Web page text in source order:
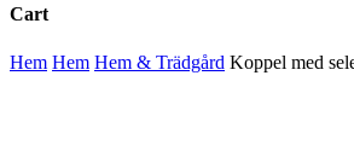
Cart
Close
Hem Hem Hem & Trädgård Koppel med